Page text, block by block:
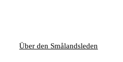
Über den Smålandsleden